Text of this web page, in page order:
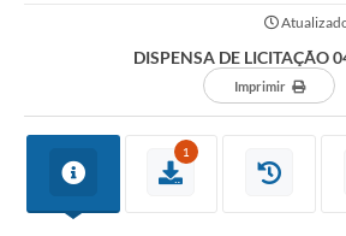
Contratos
Carta de Serviços
DISPENSA DE LICITAÇÃO
Imprimir
1